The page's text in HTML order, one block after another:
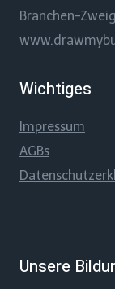
Branchen-
Wichtiges
Impressum
AGBs
Unsere